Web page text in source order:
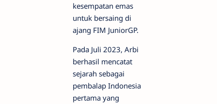
kesempatan emas
untuk bersaing di
ajang FIM JuniorGP.
Pada Juli 2023, Arbi
berhasil mencatat
sejarah sebagai
pembalap Indonesia
pertama yang